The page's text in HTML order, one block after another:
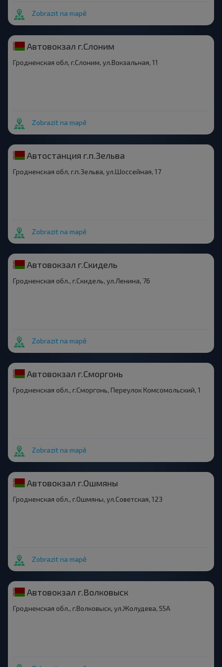
Zobrazit na mapě
Автовокзал г.Слоним
Гродненская обл, г.Слоним, ул.Вокзальная, 11
Zobrazit na mapě
Автостанция г.п.Зельва
Гродненская обл, г.п.Зельва, ул.Шоссейная, 17
Zobrazit na mapě
Автовокзал г.Скидель
Гродненская обл., г.Скидель, ул.Ленина, 76
Zobrazit na mapě
Автовокзал г.Сморгонь
Гродненская обл., г.Сморгонь, Переулок Комсомольский, 1
Zobrazit na mapě
Автовокзал г.Ошмяны
Гродненская обл., г.Ошмяны, ул.Советская, 123
Zobrazit na mapě
Автовокзал г.Волковыск
Гродненская обл., г.Волковыск, ул.Жолудева, 55А